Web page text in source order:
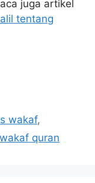
juga artikel
tentang
wakaf,
wakaf quran